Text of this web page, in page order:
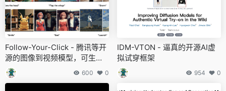
Follow-Your-Click - 腾讯等开
源的图像到视频模型，可生成
局部动画
600 0
IDM-VTON - 逼真的开源AI虚
拟试穿框架
954 0